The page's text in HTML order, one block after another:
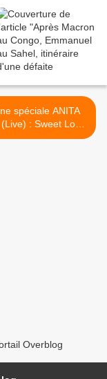
spéciale ANITA
: Sweet Love
>
Overblog